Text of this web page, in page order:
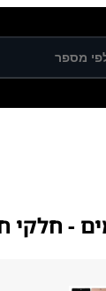
- חלקי